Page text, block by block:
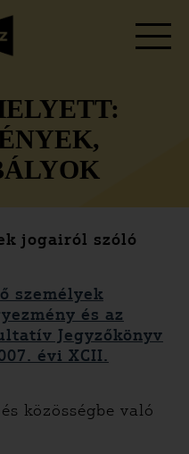
jogairól szóló
személyek
és az
Jegyzőkönyv
évi XCII.
közösségbe való